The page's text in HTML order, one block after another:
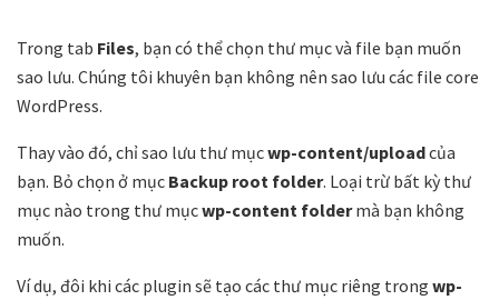
Trong tab Files, bạn có thể chọn thư mục và file bạn muốn
sao lưu. Chúng tôi khuyên bạn không nên sao lưu các file core
WordPress.
Thay vào đó, chỉ sao lưu thư mụcwp-content/uploadcủa
bạn. Bỏ chọn ở mục Backup root folder. Loại trừ bất kỳ thư
mục nào trong thư mụcwp-content foldermà bạn không
muốn.
Ví dụ, đôi khi các plugin sẽ tạo các thư mục riêng trong wp-